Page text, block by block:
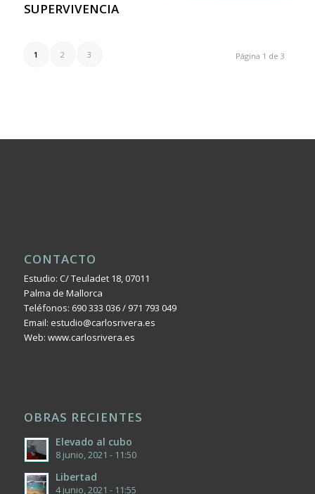
SUPERVIVENCIA
Página 1 de 3
1 2 3
CONTACTO
Estudio: C/ Teuladet 18, 07011
Palma de Mallorca
Teléfonos: 690 333 036 / 971 793 049
Email: estudio@carlosrivera.es
Web: www.carlosrivera.es
OBRAS RECIENTES
Elevado al cubo
8 junio, 2021 - 11:50
Libertad
4 junio, 2021 - 11:55